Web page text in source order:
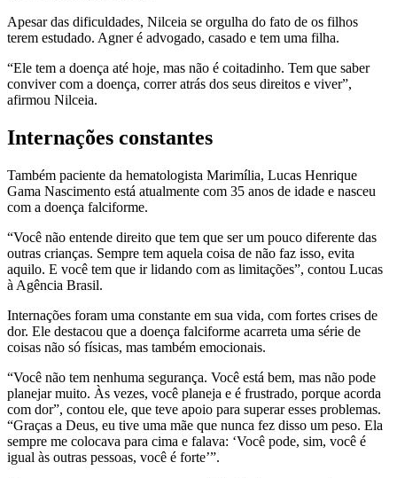
Apesar das dificuldades, Nilceia se orgulha do fato de os filhos
terem estudado. Agner é advogado, casado e tem uma filha.
“Ele tem a doença até hoje, mas não é coitadinho. Tem que saber
conviver com a doença, correr atrás dos seus direitos e viver”,
afirmou Nilceia.
Internações constantes
Também paciente da hematologista Marimília, Lucas Henrique
Gama Nascimento está atualmente com 35 anos de idade e nasceu
com a doença falciforme.
“Você não entende direito que tem que ser um pouco diferente das
outras crianças. Sempre tem aquela coisa de não faz isso, evita
aquilo. E você tem que ir lidando com as limitações”, contou Lucas
à Agência Brasil.
Internações foram uma constante em sua vida, com fortes crises de
dor. Ele destacou que a doença falciforme acarreta uma série de
coisas não só físicas, mas também emocionais.
“Você não tem nenhuma segurança. Você está bem, mas não pode
planejar muito. Às vezes, você planeja e é frustrado, porque acorda
com dor”, contou ele, que teve apoio para superar esses problemas.
“Graças a Deus, eu tive uma mãe que nunca fez disso um peso. Ela
sempre me colocava para cima e falava: ‘Você pode, sim, você é
igual às outras pessoas, você é forte’”.